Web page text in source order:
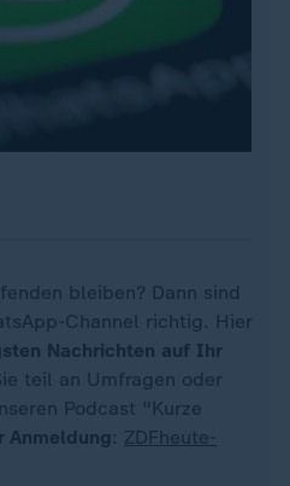
bleiben? Dann sind
Channel richtig. Hier
Nachrichten auf Ihr
teil an Umfragen oder
Podcast "Kurze
Anmeldung : ZDFheute-